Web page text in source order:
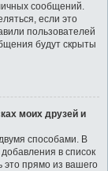
сообщений.
если это
пользователей
будут скрыты
моих друзей и
способами. В
в список
это прямо из вашего